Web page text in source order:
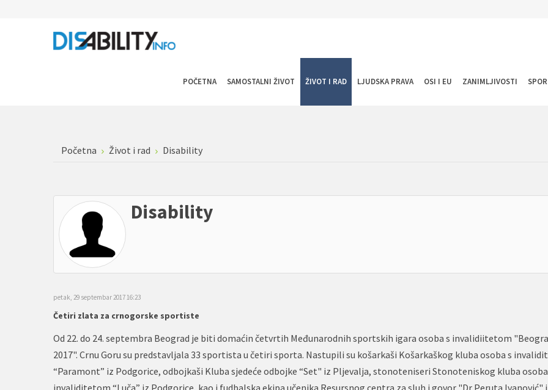
POČETNA SAMOSTALNI ŽIVOT ŽIVOT I RAD LJUDSKA PRAVA OSI I EU ZANIMLJIVOSTI
Početna Život i rad Disability
Disability
petak, 29 septembar 2017 16:23
Četiri zlata za crnogorske sportiste
Od 22. do 24. septembra Beograd je biti domaćin četvrtih Međunarodnih sportskih igara osoba s invalidiitetom
2017". Crnu Goru su predstavljala 33 sportista u četiri sporta. Nastupili su košarkaši Košarkaškog kluba osoba s
“Paramont” iz Podgorice, odbojkaši Kluba sjedeće odbojke “Set" iz Pljevalja, stonoteniseri Stonoteniskog kluba
invaliditetom “Luča” iz Podgorice, kao i fudbalska ekipa učenika Resursnog centra za sluh i govor "Dr Peruta Ivanović"